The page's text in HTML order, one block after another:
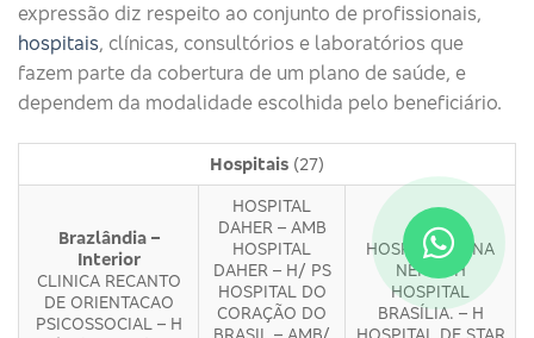
expressão diz respeito ao conjunto de profissionais,
hospitais, clínicas, consultórios e laboratórios que
fazem parte da cobertura de um plano de saúde, e
dependem da modalidade escolhida pelo beneficiário.
Hospitais (27)
Brazlândia –
Interior
CLINICA RECANTO
DE ORIENTACAO
PSICOSSOCIAL – H
HOSPITAL
DAHER – AMB
HOSPITAL
DAHER – H/ PS
HOSPITAL DO
CORAÇÃO DO
BRASIL – AMB/
HOSPITAL ANNA
NERY – H
HOSPITAL
BRASÍLIA. – H
HOSPITAL DF STAR